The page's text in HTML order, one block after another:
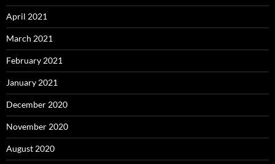
April 2021
March 2021
February 2021
January 2021
December 2020
November 2020
August 2020